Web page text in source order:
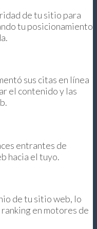
de tu sitio para
tu posicionamiento
sus citas en línea
el contenido y las
entrantes de
hacia el tuyo.
de tu sitio web, lo
en motores de